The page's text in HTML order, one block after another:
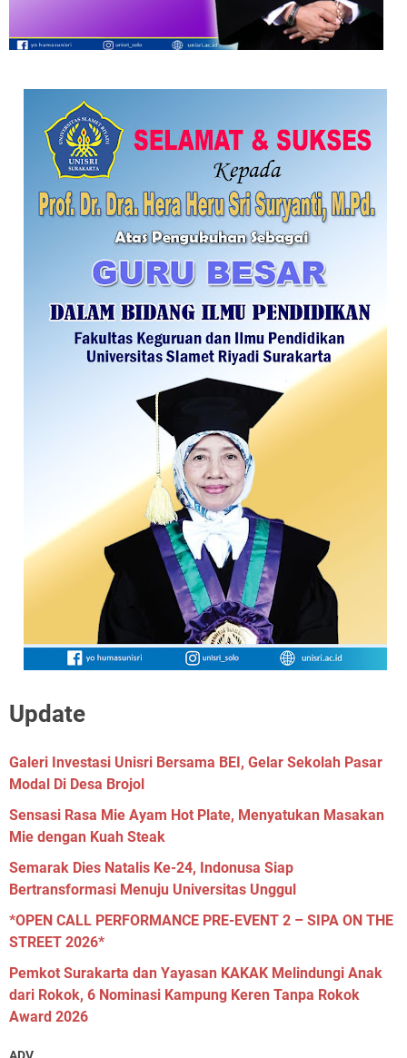
Update
Galeri Investasi Unisri Bersama BEI, Gelar Sekolah Pasar
Modal Di Desa Brojol
Sensasi Rasa Mie Ayam Hot Plate, Menyatukan Masakan
Mie dengan Kuah Steak
Semarak Dies Natalis Ke-24, Indonusa Siap
Bertransformasi Menuju Universitas Unggul
*OPEN CALL PERFORMANCE PRE-EVENT 2 – SIPA ON THE
STREET 2026*
Pemkot Surakarta dan Yayasan KAKAK Melindungi Anak
dari Rokok, 6 Nominasi Kampung Keren Tanpa Rokok
Award 2026